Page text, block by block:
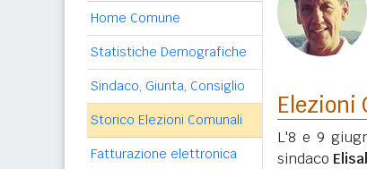
Home Comune
Statistiche Demografiche
Sindaco, Giunta, Consiglio
Storico Elezioni Comunali
Fatturazione elettronica
Elezioni
L'8 e 9
sindaco